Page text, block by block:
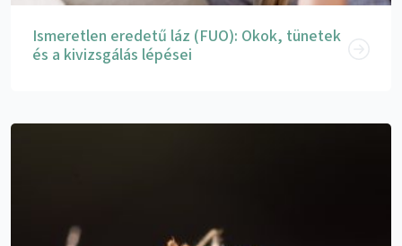
Ismeretlen eredetű láz (FUO): Okok, tünetek
és a kivizsgálás lépései